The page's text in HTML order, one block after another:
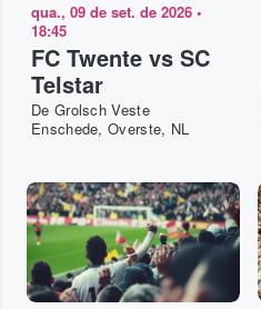
qua., 09 de set. de 2026 •
18:45
FC Twente vs SC
Telstar
De Grolsch Veste
Enschede, Overste, NL